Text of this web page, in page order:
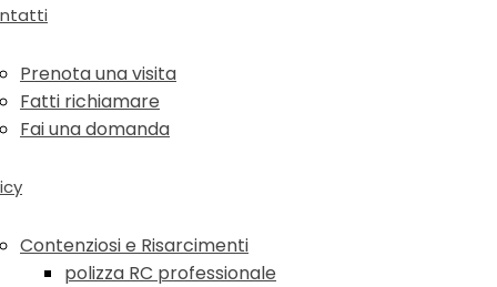
Prenota una visita
Fatti richiamare
Fai una domanda
Contenziosi e Risarcimenti
polizza RC professionale